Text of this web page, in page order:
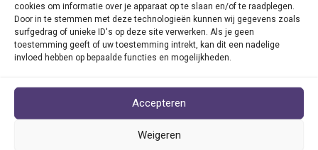
cookies om informatie over je apparaat op te slaan en/of te raadplegen.
Door in te stemmen met deze technologieën kunnen wij gegevens zoals
surfgedrag of unieke ID's op deze site verwerken. Als je geen
toestemming geeft of uw toestemming intrekt, kan dit een nadelige
invloed hebben op bepaalde functies en mogelijkheden.
Accepteren
Weigeren
Naaiatelier
Kieskleurig
actief
het
Lees bericht »
Naaiatelier Kieskleurig vind je in:
• Deventer
• Dieren